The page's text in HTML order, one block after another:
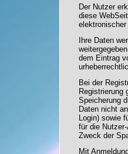
Der Nutzer
diese
Ihre Daten
dem Eintrag
Bei der
Registrierung
Speicherung
Daten nicht
Login) sowie
für die
Zweck der
Mit